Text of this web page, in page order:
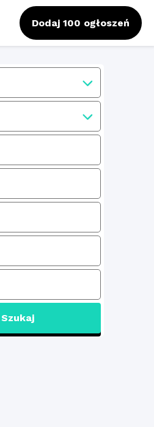
Dodaj 100 ogłoszeń
Szukaj